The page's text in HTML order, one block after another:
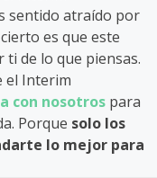
sentido atraído por
es que este
de lo que piensas.
el Interim
con nosotros para
Porque solo los
lo mejor para